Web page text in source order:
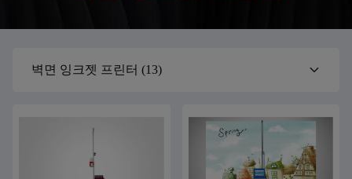
벽면 잉크젯 프린터 (13)